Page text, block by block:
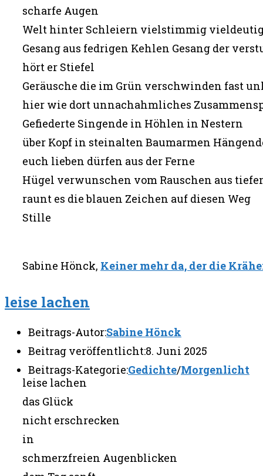
scharfe Augen
Welt hinter Schleiern vielstimmig
Gesang aus fedrigen Kehlen Gesang der
hört er Stiefel
Geräusche die im Grün verschwinden fast
hier wie dort unnachahmliches
Gefiederte Singende in Höhlen in Nestern
über Kopf in steinalten Baumarmen
euch lieben dürfen aus der Ferne
Hügel verwunschen vom Rauschen aus
raunt es die blauen Zeichen auf diesen Weg
Stille
Sabine Hönck, Keiner mehr da, der die
leise lachen
Beitrags-Autor:Sabine Hönck
Beitrag veröffentlicht:8. Juni 2025
Beitrags-Kategorie:Gedichte/Morgenlicht
leise lachen
das Glück
nicht erschrecken
in
schmerzfreien Augenblicken